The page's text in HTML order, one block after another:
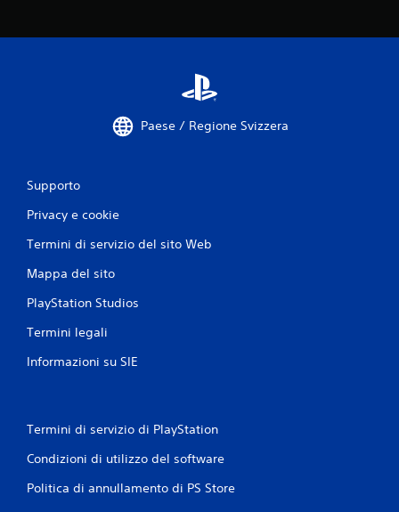
Paese / Regione Svizzera
Supporto
Privacy e cookie
Termini di servizio del sito Web
Mappa del sito
PlayStation Studios
Termini legali
Informazioni su SIE
Termini di servizio di PlayStation
Condizioni di utilizzo del software
Politica di annullamento di PS Store